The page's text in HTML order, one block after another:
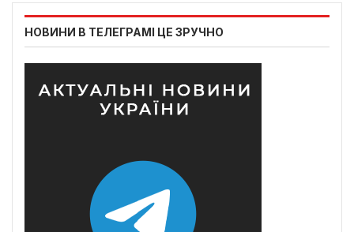
НОВИНИ В ТЕЛЕГРАМІ ЦЕ ЗРУЧНО